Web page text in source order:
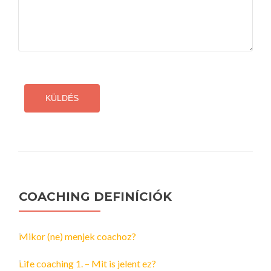
COACHING DEFINÍCIÓK
Mikor (ne) menjek coachoz?
Life coaching 1. – Mit is jelent ez?